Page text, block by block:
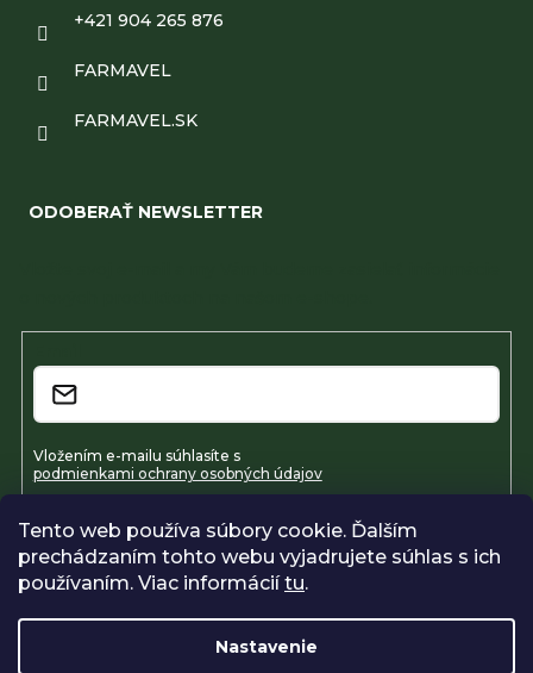
Tento web používa súbory cookie. Ďalším
prechádzaním tohto webu vyjadrujete súhlas s ich
používaním. Viac informáciítu.
Nastavenie
+421 904 265 876
FARMAVEL
FARMAVEL.SK
ODOBERAŤ NEWSLETTER
Vložením e-mailu súhlasíte s
podmienkami ochrany osobných údajov
Prihlásiť sa
Vytvoril Shoptet